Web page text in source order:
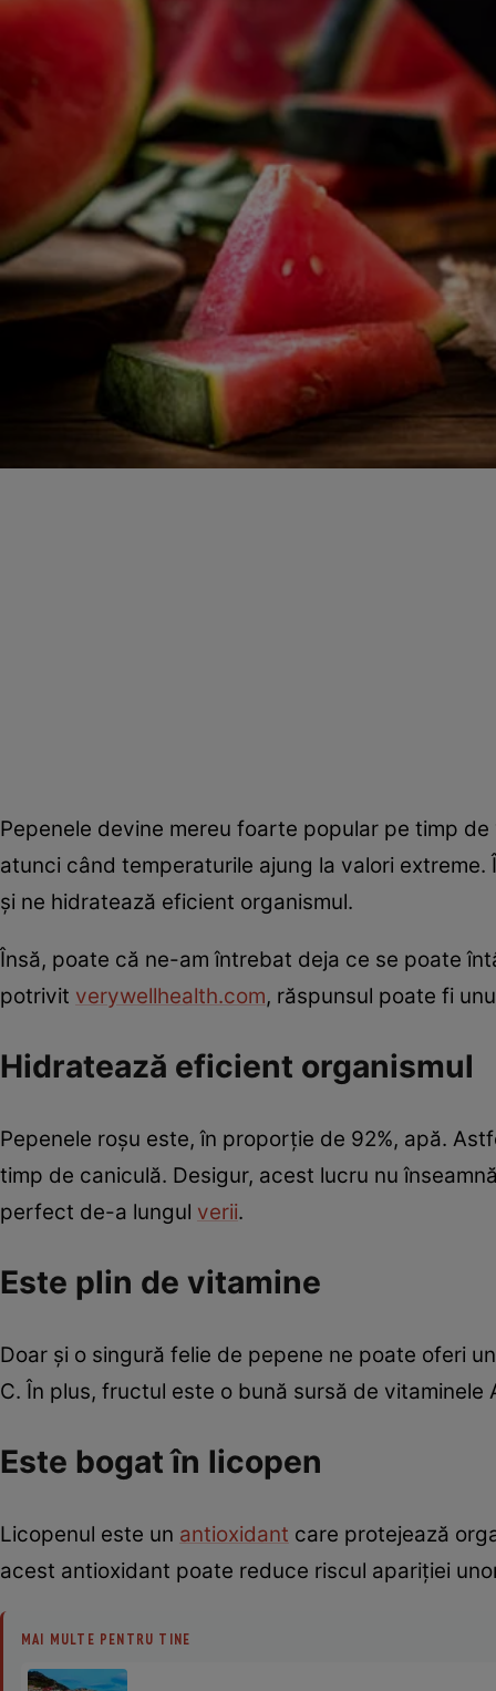
Pepenele devine mereu foarte popular pe timp
atunci când temperaturile ajung la valori
și ne hidratează eficient organismul.
Însă, poate că ne-am întrebat deja ce se poate
potrivit verywellhealth.com, răspunsul poate fi
Hidratează eficient organismul
Pepenele roșu este, în proporție de 92%, apă.
timp de caniculă. Desigur, acest lucru nu
perfect de-a lungul verii.
Este plin de vitamine
Doar și o singură felie de pepene ne poate oferi
C. În plus, fructul este o bună sursă de vitaminele
Este bogat în licopen
Licopenul este un antioxidant care protejează
acest antioxidant poate reduce riscul apariției
MAI MULTE PENTRU TINE